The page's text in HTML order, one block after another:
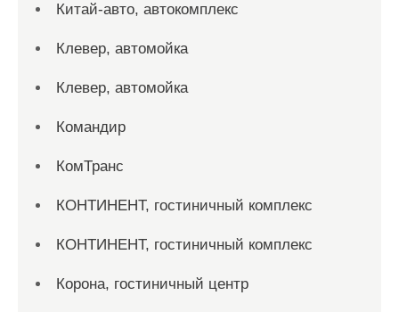
Китай-авто, автокомплекс
Клевер, автомойка
Клевер, автомойка
Командир
КомТранс
КОНТИНЕНТ, гостиничный комплекс
КОНТИНЕНТ, гостиничный комплекс
Корона, гостиничный центр